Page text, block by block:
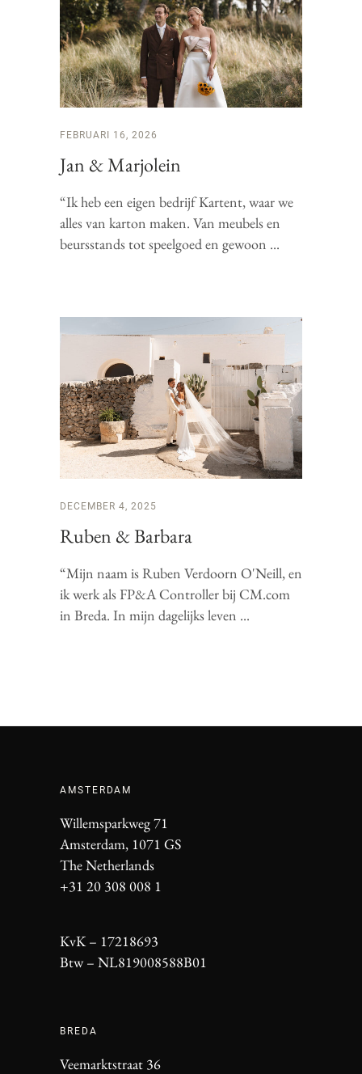
FEBRUARI 16, 2026
Jan & Marjolein
“Ik heb een eigen bedrijf Kartent, waar we
alles van karton maken. Van meubels en
beursstands tot speelgoed en gewoon
DECEMBER 4, 2025
Ruben & Barbara
“Mijn naam is Ruben Verdoorn O'Neill, en
ik werk als FP&A Controller bij CM.com
in Breda. In mijn dagelijks leven
AMSTERDAM
Willemsparkweg 71
Amsterdam, 1071 GS
The Netherlands
+31 20 308 008 1
KvK – 17218693
Btw – NL819008588B01
BREDA
Veemarktstraat 36